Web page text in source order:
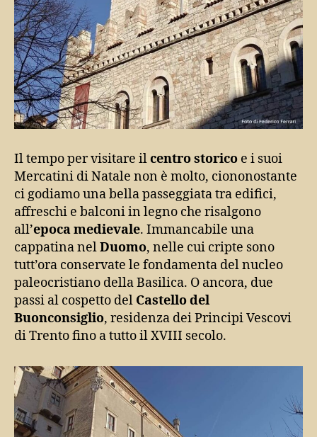
Il tempo per visitare ilcentro storico e i suoi
Mercatini di Natale non è molto, ciononostante
ci godiamo una bella passeggiata tra edifici,
affreschi e balconi in legno che risalgono
all’epoca medievale. Immancabile una
cappatina nelDuomo, nelle cui cripte sono
tutt’ora conservate le fondamenta del nucleo
paleocristiano della Basilica. O ancora, due
passi al cospetto del Castello del
Buonconsiglio, residenza dei Principi Vescovi
di Trento fino a tutto il XVIII secolo.